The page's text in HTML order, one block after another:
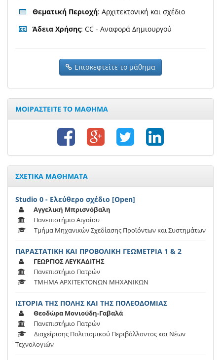
Θεματική Περιοχή: Αρχιτεκτονική και σχέδιο
Άδεια Χρήσης: CC - Αναφορά Δημιουργού
Επισκεφτείτε το μάθημα
ΜΟΙΡΑΣΤΕΙΤΕ ΤΟ ΜΑΘΗΜΑ
ΣΧΕΤΙΚΑ ΜΑΘΗΜΑΤΑ
Studio 0 - Ελεύθερο σχέδιο [Open]
Αγγελική Μπρισνόβαλη
Πανεπιστήμιο Αιγαίου
Τμήμα Μηχανικών Σχεδίασης Προϊόντων και Συστημάτων
ΠΑΡΑΣΤΑΤΙΚΗ ΚΑΙ ΠΡΟΒΟΛΙΚΗ ΓΕΩΜΕΤΡΙΑ 1 & 2
ΓΕΩΡΓΙΟΣ ΛΕΥΚΑΔΙΤΗΣ
Πανεπιστήμιο Πατρών
ΤΜΗΜΑ ΑΡΧΙΤΕΚΤΟΝΩΝ ΜΗΧΑΝΙΚΩΝ
ΙΣΤΟΡΙΑ ΤΗΣ ΠΟΛΗΣ ΚΑΙ ΤΗΣ ΠΟΛΕΟΔΟΜΙΑΣ
Θεοδώρα Μονιούδη-Γαβαλά
Πανεπιστήμιο Πατρών
Διαχείρισης Πολιτισμικού Περιβάλλοντος και Νέων
Τεχνολογιών